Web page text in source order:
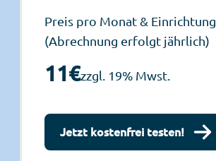
Preis pro Monat & Einrichtung
(Abrechnung erfolgt jährlich)
11€zzgl. 19% Mwst.
Jetzt kostenfrei testen!